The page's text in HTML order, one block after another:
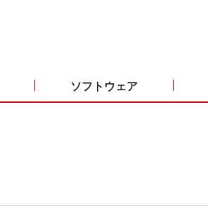
ソフトウェア